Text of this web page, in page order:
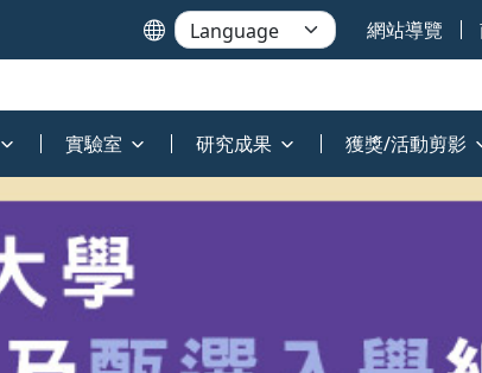
網站導覽
實驗室 研究成果 獲獎/活動剪影